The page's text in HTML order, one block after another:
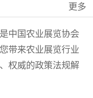
充分发挥澳门作为中
商贸合作服务平台
更多
中国农业展览协会
带来农业展览行业
权威的政策法规解